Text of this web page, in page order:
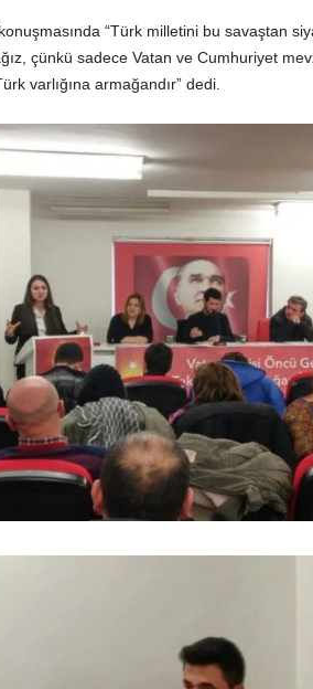
“Türk milletini bu savaştan
çünkü sadece Vatan ve Cumhuriyet
varlığına armağandır” dedi.